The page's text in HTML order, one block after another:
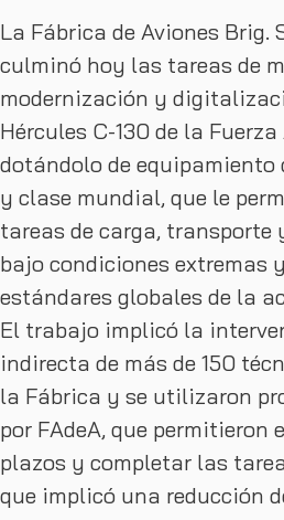
La Fábrica de Aviones Brig.
culminó hoy las tareas de
modernización y
Hércules C-130 de la
dotándolo de
y clase mundial, que le
tareas de carga,
bajo condiciones extremas
estándares globales de la
El trabajo implicó la
indirecta de más de 150
la Fábrica y se utilizaron
por FAdeA, que permitieron
plazos y completar las
que implicó una reducción